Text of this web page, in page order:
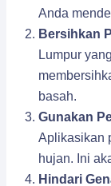
Anda
Bersihkan
Lumpur
basah.
Gunakan
Aplikasikan
hujan. Ini
Hindari